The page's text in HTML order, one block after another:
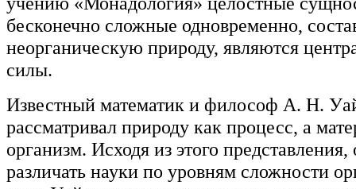
бесконечно сложные одновременно,
неорганическую природу, являются
силы.
Известный математик и философ А. Н.
рассматривал природу как процесс, а
организм. Исходя из этого представления,
различать науки по уровням сложности